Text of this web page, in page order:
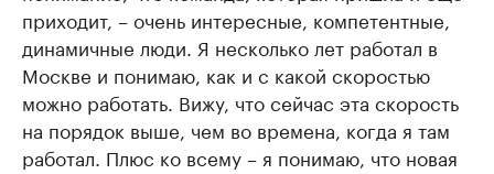
приходит, – очень интересные, компетентные,
динамичные люди. Я несколько лет работал в
Москве и понимаю, как и с какой скоростью
можно работать. Вижу, что сейчас эта скорость
на порядок выше, чем во времена, когда я там
работал. Плюс ко всему – я понимаю, что новая